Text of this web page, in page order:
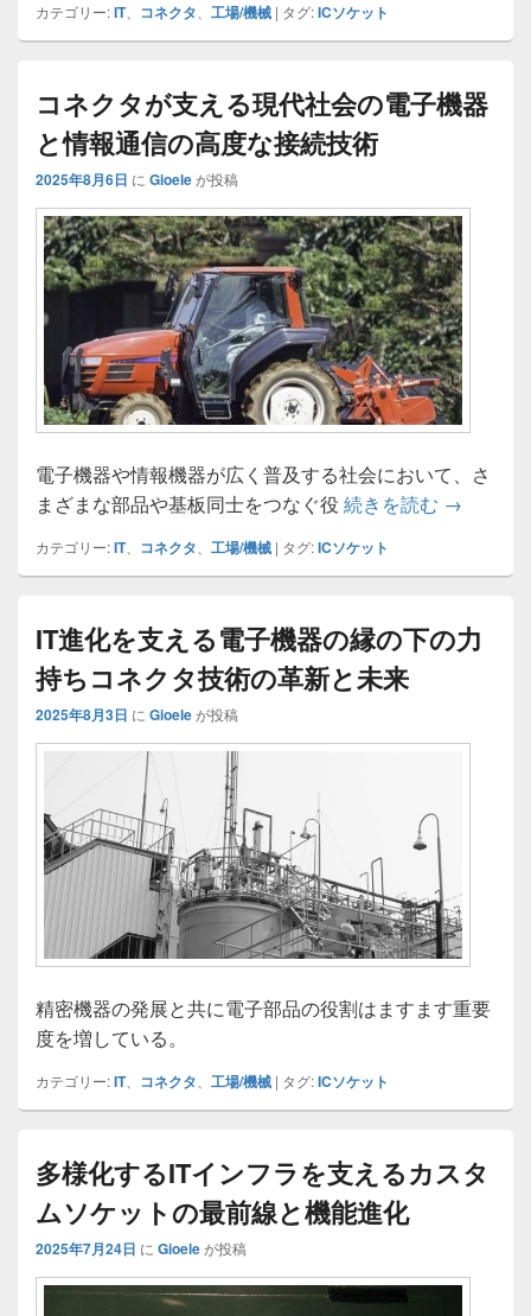
カテゴリー:IT、 コネクタ、 工場/機械 | タグ:ICソケット
コネクタが支える現代社会の電子機器
と情報通信の高度な接続技術
2025年8月6日 に Gioeleが投稿
電子機器や情報機器が広く普及する社会において、さ
まざまな部品や基板同士をつなぐ役 続きを読む コネクタ
→
カテゴリー:IT、 コネクタ 工場/機械 | タグ:ICソケット
IT進化を支える電子機器の縁の下の力
持ちコネクタ技術の革新と未来
2025年8月3日 に Gioeleが投稿
精密機器の発展と共に電子部品の役割はますます重要
度を増している。
カテゴリー:IT、 コネクタ 工場/機械 | タグ:ICソケット
多様化するITインフラを支えるカスタ
ムソケットの最前線と機能進化
2025年7月24日 に Gioeleが投稿